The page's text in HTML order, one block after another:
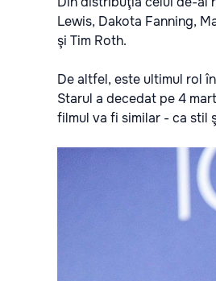
Lewis, Dakota Fanning,
şi Tim Roth.
De altfel, este ultimul rol
Starul a decedat pe 4
filmul va fi similar - ca stil